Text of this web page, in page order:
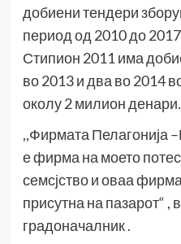
добиени тендери
период од 2010 до
Стипион 2011 има
во 2013 и два во 2014
околу 2 милион денари.
,,Фирмата
е фирма на моето
семсјство и оваа
присутна на пазарот“ ,
градоначалник .